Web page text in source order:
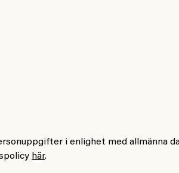
i enlighet med allmänna
här.